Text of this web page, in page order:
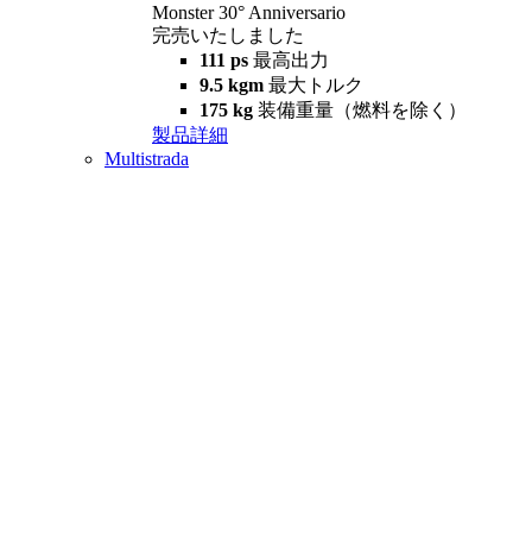
Monster 30° Anniversario
完売いたしました
111 ps 最高出力
9.5 kgm 最大トルク
175 kg 装備重量（燃料を除く）
製品詳細
Multistrada